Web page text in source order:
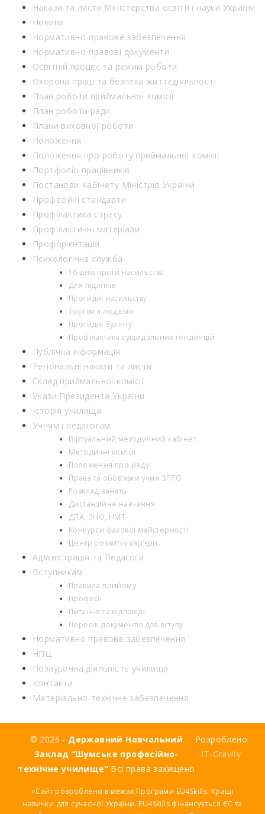
Накази та листи Міністерства освіти і науки України
Новини
Нормативно-правове забезпечення
Нормативно-правові документи
Освітній процес та режим роботи
Охорона праці та безпека життєдіяльності
План роботи приймальної комісії
План роботи ради
Плани виховної роботи
Положення
Положення про роботу приймальної комісії
Портфоліо працівників
Постанови Кабінету Міністрів України
Професійні стандарти
Профілактика стресу
Профілактичні матеріали
Профорієнтація
Психологічна служба
16 днів проти насильства
Для підлітків
Протидія насильству
Торгівля людьми
Протидія булінгу
Профілактика суїцидальних тенденцій
Публічна інформація
Регіональні накази та листи
Склад приймальної комісії
Укази Президента України
Історія училища
Учням і педагогам
Віртуальний методичний кабінет
Методичні комісії
Положення про раду
Права та обов’язки учня ЗПТО
Розклад занять
Дистанційне навчання
ДПА, ЗНО, НМТ
Конкурси фахової майстерності
Центр розвитку кар’єри
Адміністрація та Педагоги
Вступникам
Правила прийому
Професії
Питання та відповіді
Перелік документів для вступу
Нормативно правове забезпечення
НПЦ
Позаурочна діяльність училища
Контакти
Матеріально-технічне забезпечення
© 2026 - Державний Навчальний
Заклад “Шумське професійно-
технічне училище” Всі права захищено
Розроблено
IT-Gravity
«Сайт розроблено в межах Програми EU4Skills: Кращі
навички для сучасної України. EU4Skills фінансується ЄС та